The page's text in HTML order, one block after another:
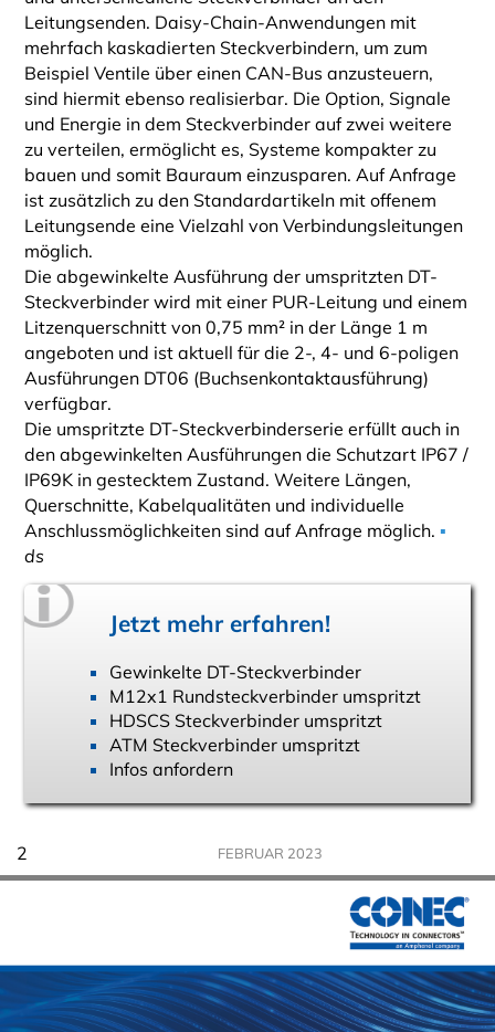
Leitungsenden. Daisy-Chain-Anwendungen mit
mehrfach kaskadierten Steckverbindern, um zum
Beispiel Ventile über einen CAN-Bus anzusteuern,
sind hiermit ebenso realisierbar. Die Option, Signale
und Energie in dem Steckverbinder auf zwei weitere
zu verteilen, ermöglicht es, Systeme kompakter zu
bauen und somit Bauraum einzusparen. Auf Anfrage
ist zusätzlich zu den Standardartikeln mit offenem
Leitungsende eine Vielzahl von Verbindungsleitungen
möglich.
Die abgewinkelte Ausführung der umspritzten DT-
Steckverbinder wird mit einer PUR-Leitung und einem
Litzenquerschnitt von 0,75 mm² in der Länge 1 m
angeboten und ist aktuell für die 2-, 4- und 6-poligen
Ausführungen DT06 (Buchsenkontaktausführung)
verfügbar.
Die umspritzte DT-Steckverbinderserie erfüllt auch in
den abgewinkelten Ausführungen die Schutzart IP67 /
IP69K in gestecktem Zustand. Weitere Längen,
Querschnitte, Kabelqualitäten und individuelle
Anschlussmöglichkeiten sind auf Anfrage möglich.▪
ds
Jetzt mehr erfahren!
Gewinkelte DT-Steckverbinder
M12x1 Rundsteckverbinder umspritzt
HDSCS Steckverbinder umspritzt
ATM Steckverbinder umspritzt
Infos anfordern
2 FEBRUAR 2023